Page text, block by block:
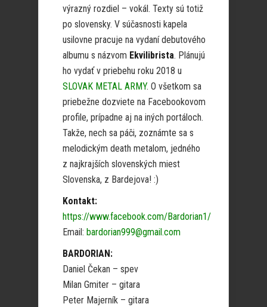
výrazný rozdiel – vokál. Texty sú totiž
po slovensky. V súčasnosti kapela
usilovne pracuje na vydaní debutového
albumu s názvom Ekvilibrista. Plánujú
ho vydať v priebehu roku 2018 u
SLOVAK METAL ARMY. O všetkom sa
priebežne dozviete na Facebookovom
profile, prípadne aj na iných portáloch.
Takže, nech sa páči, zoznámte sa s
melodickým death metalom, jedného
z najkrajších slovenských miest
Slovenska, z Bardejova! :)
Kontakt:
https://www.facebook.com/Bardorian1/
Email: bardorian999@gmail.com
BARDORIAN:
Daniel Čekan – spev
Milan Gmiter – gitara
Peter Majerník – gitara